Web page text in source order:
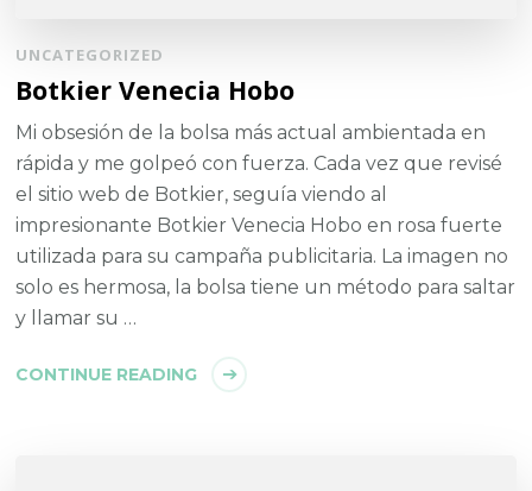
UNCATEGORIZED
Botkier Venecia Hobo
Mi obsesión de la bolsa más actual ambientada en
rápida y me golpeó con fuerza. Cada vez que revisé
el sitio web de Botkier, seguía viendo al
impresionante Botkier Venecia Hobo en rosa fuerte
utilizada para su campaña publicitaria. La imagen no
solo es hermosa, la bolsa tiene un método para saltar
y llamar su …
CONTINUE READING